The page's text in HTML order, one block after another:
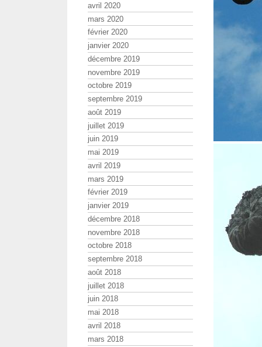
avril 2020
mars 2020
février 2020
janvier 2020
décembre 2019
novembre 2019
octobre 2019
septembre 2019
août 2019
juillet 2019
juin 2019
mai 2019
avril 2019
mars 2019
février 2019
janvier 2019
décembre 2018
novembre 2018
octobre 2018
septembre 2018
août 2018
juillet 2018
juin 2018
mai 2018
avril 2018
mars 2018